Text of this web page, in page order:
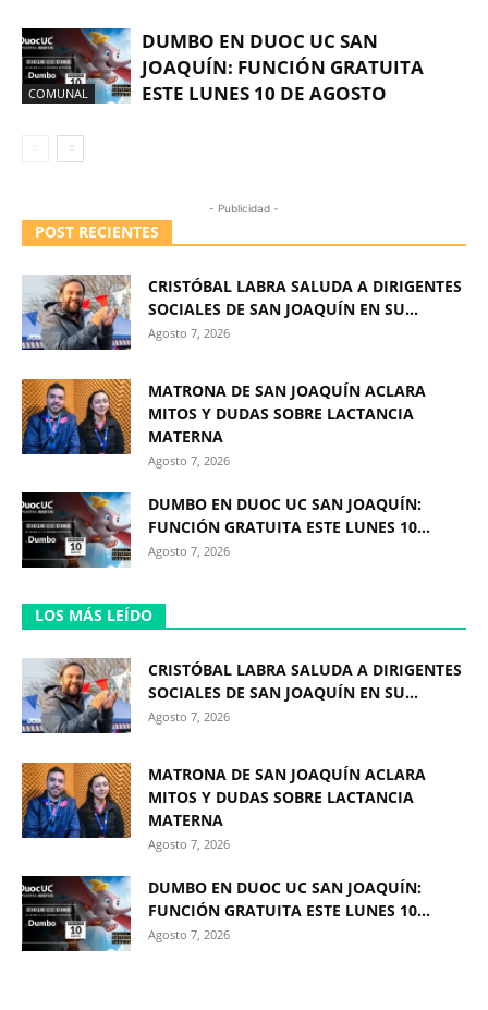
COMUNAL
DUMBO EN DUOC UC SAN
JOAQUÍN: FUNCIÓN GRATUITA
ESTE LUNES 10 DE AGOSTO
- Publicidad -
POST RECIENTES
CRISTÓBAL LABRA SALUDA A DIRIGENTES
SOCIALES DE SAN JOAQUÍN EN SU...
Agosto 7, 2026
MATRONA DE SAN JOAQUÍN ACLARA
MITOS Y DUDAS SOBRE LACTANCIA
MATERNA
Agosto 7, 2026
DUMBO EN DUOC UC SAN JOAQUÍN:
FUNCIÓN GRATUITA ESTE LUNES 10...
Agosto 7, 2026
LOS MÁS LEÍDO
CRISTÓBAL LABRA SALUDA A DIRIGENTES
SOCIALES DE SAN JOAQUÍN EN SU...
Agosto 7, 2026
MATRONA DE SAN JOAQUÍN ACLARA
MITOS Y DUDAS SOBRE LACTANCIA
MATERNA
Agosto 7, 2026
DUMBO EN DUOC UC SAN JOAQUÍN:
FUNCIÓN GRATUITA ESTE LUNES 10...
Agosto 7, 2026